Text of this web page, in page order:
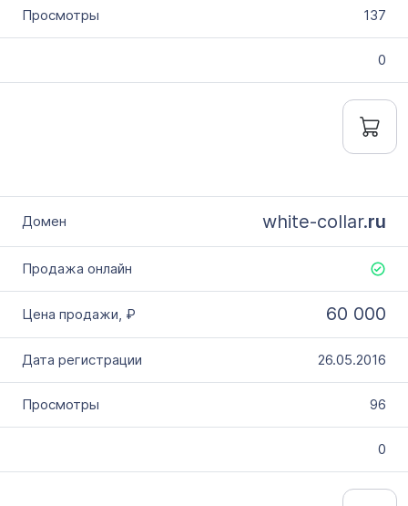
137
0
white-collar.ru
60 000
26.05.2016
96
0